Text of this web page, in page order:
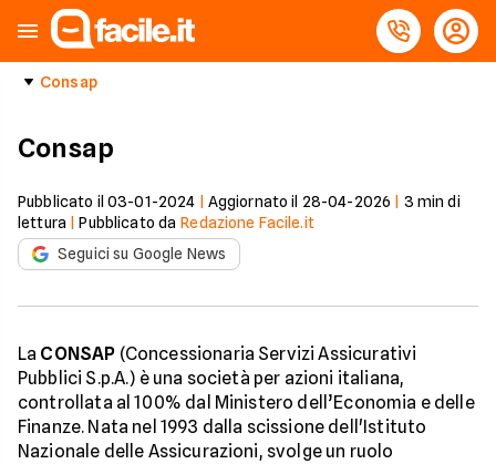
Consap
Consap
Pubblicato il 03-01-2024 Aggiornato il 28-04-2026 3 min di
lettura |Pubblicato da Redazione Facile.it
Seguici su Google News
La CONSAP (Concessionaria Servizi Assicurativi
Pubblici S.p.A.) è una società per azioni italiana,
controllata al 100% dal Ministero dell’Economia e delle
Finanze. Nata nel 1993 dalla scissione dell'Istituto
Nazionale delle Assicurazioni, svolge un ruolo